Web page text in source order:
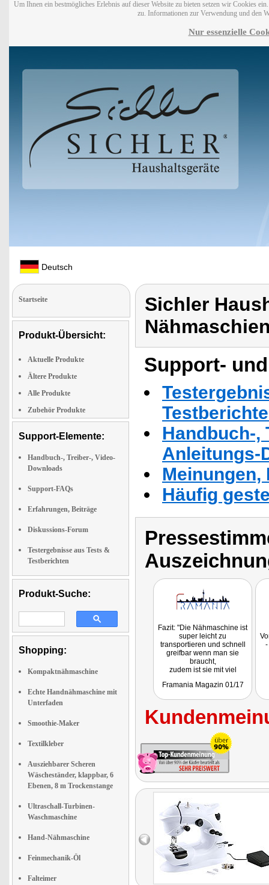
Um Ihnen ein bestmögliches Erlebnis auf dieser Website zu bieten setzen wir Cookies
zu. Informationen zur Verwendung und den
Nur essenzielle
Deutsch
Startseite
Produkt-Übersicht:
Aktuelle Produkte
Ältere Produkte
Alle Produkte
Zubehör Produkte
Support-Elemente:
Handbuch-, Treiber-, Video-
Downloads
Support-FAQs
Erfahrungen, Beiträge
Diskussions-Forum
Testergebnisse aus Tests &
Testberichten
Produkt-Suche:
Shopping:
Kompaktnähmaschine
Echte Handnähmaschine mit
Unterfaden
Smoothie-Maker
Textilkleber
Ausziehbarer Scheren
Wäscheständer, klappbar, 6
Ebenen, 8 m Trockenstange
Ultraschall-Turbinen-
Waschmaschine
Hand-Nähmaschine
Feinmechanik-Öl
Falteimer
Sichler
Support-
Handbuch-,
Anleitungs-
Häufig
Fazit: "Die Nähmaschine ist
super leicht zu
transportieren und schnell
greifbar wenn man sie
braucht,
zudem ist sie mit viel
Framania Magazin 01/17
-